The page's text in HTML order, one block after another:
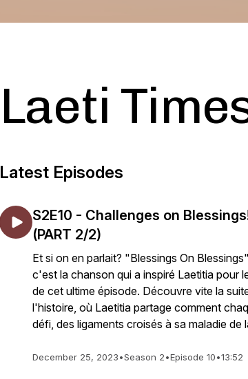
Laeti
Latest Episodes
S2E10 - Challenges on
(PART 2/2)
Et si on en parlait? "Blessings On
c'est la chanson qui a inspiré Laetitia pour
de cet ultime épisode. Découvre vite la
l'histoire, où Laetitia partage comment
défi, des ligaments croisés à sa maladie de
December 25, 2023•Season 2•Episode 10•13:52